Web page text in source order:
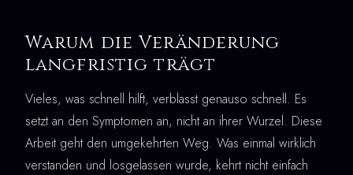
Warum die Veränderung
langfristig trägt
Vieles, was schnell hilft, verblasst genauso schnell. Es
setzt an den Symptomen an, nicht an ihrer Wurzel. Diese
Arbeit geht den umgekehrten Weg. Was einmal wirklich
verstanden und losgelassen wurde, kehrt nicht einfach